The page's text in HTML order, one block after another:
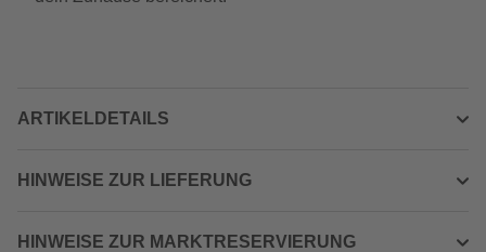
ARTIKELDETAILS
HINWEISE ZUR LIEFERUNG
HINWEISE ZUR MARKTRESERVIERUNG